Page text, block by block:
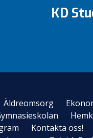
KD
Äldreomsorg
Kontakta oss!